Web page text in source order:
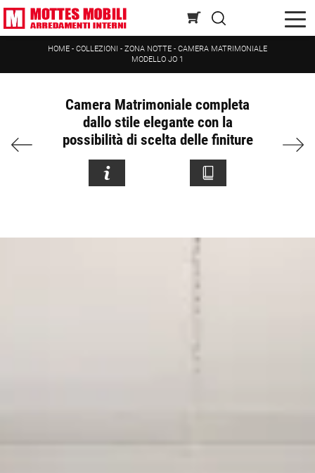
HOME - COLLEZIONI - ZONA NOTTE - CAMERA MATRIMONIALE
MODELLO JO 1
Camera Matrimoniale completa
dallo stile elegante con la
possibilità di scelta delle finiture